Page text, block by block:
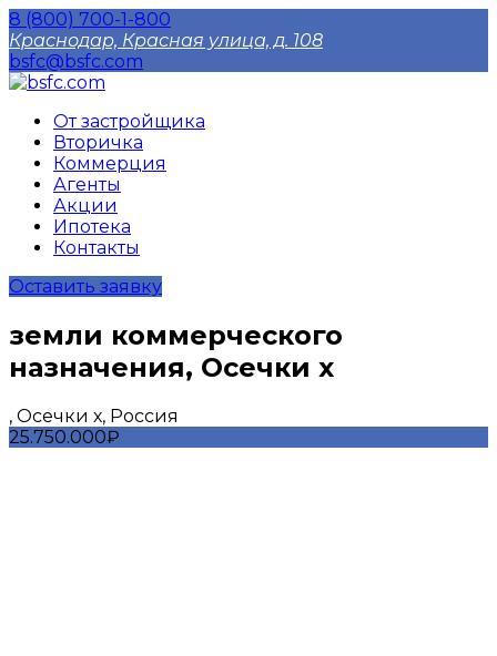
8 (800) 700-1-800
Краснодар, Красная улица, д. 108
bsfc@bsfc.com
От застройщика
Вторичка
Коммерция
Агенты
Акции
Ипотека
Контакты
Оставить заявку
земли коммерческого
назначения, Осечки х
, Осечки х, Россия
25.750.000₽